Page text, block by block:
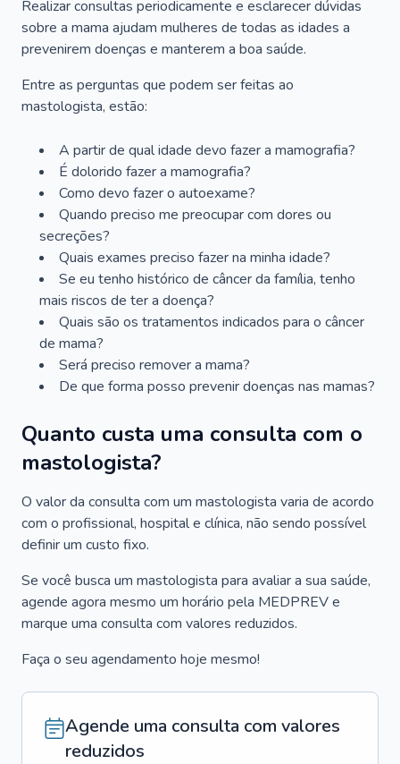
Realizar consultas periodicamente e esclarecer dúvidas
sobre a mama ajudam mulheres de todas as idades a
prevenirem doenças e manterem a boa saúde.
Entre as perguntas que podem ser feitas ao
mastologista, estão:
A partir de qual idade devo fazer a mamografia?
É dolorido fazer a mamografia?
Como devo fazer o autoexame?
Quando preciso me preocupar com dores ou
secreções?
Quais exames preciso fazer na minha idade?
Se eu tenho histórico de câncer da família, tenho
mais riscos de ter a doença?
Quais são os tratamentos indicados para o câncer
de mama?
Será preciso remover a mama?
De que forma posso prevenir doenças nas mamas?
Quanto custa uma consulta com o
mastologista?
O valor da consulta com um mastologista varia de acordo
com o profissional, hospital e clínica, não sendo possível
definir um custo fixo.
Se você busca um mastologista para avaliar a sua saúde,
agende agora mesmo um horário pela MEDPREV e
marque uma consulta com valores reduzidos.
Faça o seu agendamento hoje mesmo!
Agende uma consulta com valores
reduzidos